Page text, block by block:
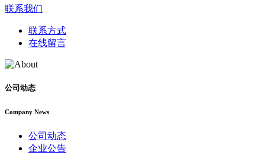
联系我们
联系方式
在线留言
公司动态
Company News
公司动态
企业公告